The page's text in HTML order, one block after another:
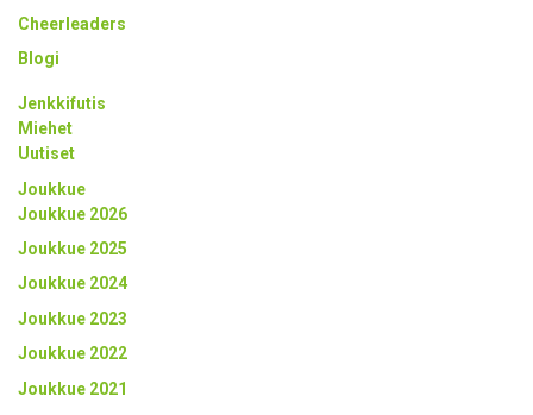
Cheerleaders
Blogi
Jenkkifutis
Miehet
Uutiset
Joukkue
Joukkue 2026
Joukkue 2025
Joukkue 2024
Joukkue 2023
Joukkue 2022
Joukkue 2021